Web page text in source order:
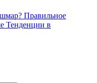
Правильное
Тенденции в